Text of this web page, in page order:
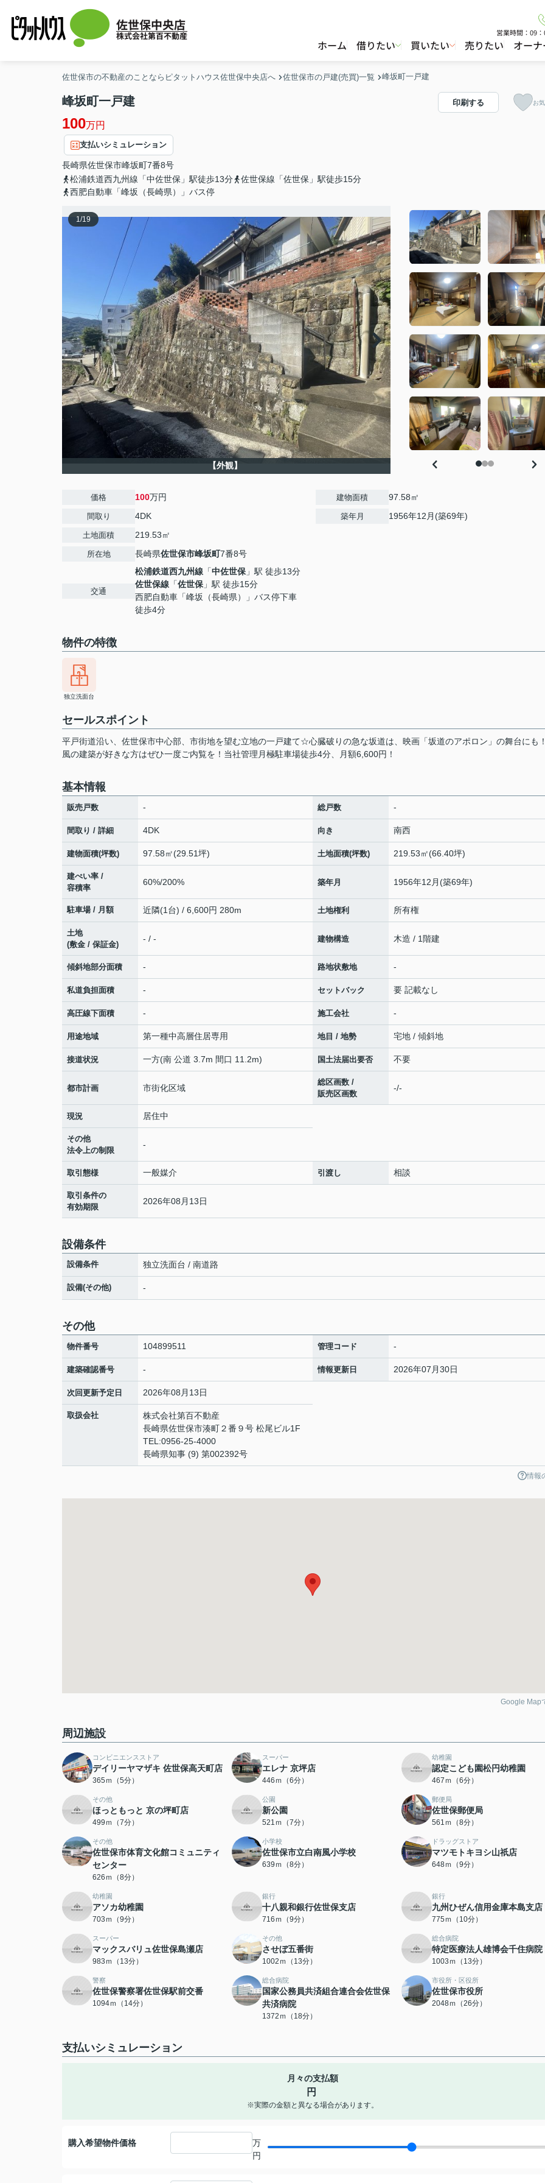
佐世保中央店
株式会社第百不動産 営業時間：09
ホーム 借りたい 買いたい 売りたい オー
佐世保市の不動産のことならピタットハウス佐世保中央店へ 佐世保市の戸建(売買)一覧 峰坂町一戸建
峰坂町一戸建
100万円
支払いシミュレーション
長崎県佐世保市峰坂町7番8号
松浦鉄道西九州線「中佐世保」駅徒歩13分
佐世保線「佐世保」駅徒歩15分
西肥自動車「峰坂（長崎県）」バス停
印刷する お
1/19
【外観】
価格 100万円
間取り 4DK
土地面積 219.53㎡
所在地 長崎県佐世保市峰坂町7番8号
交通
松浦鉄道西九州線 「中佐世保 」駅 徒歩13分
佐世保線 「佐世保 」駅 徒歩15分
西肥自動車「峰坂（長崎県）」バス停下車
徒歩4分
建物面積 97.58㎡
築年月 1956年12月(築69年)
物件の特徴
独立洗面台
セールスポイント
平戸街道沿い、佐世保市中心部、市街地を望む立地の一戸建て☆心臓破りの急な坂道は、映画「坂道のアポロン」の舞台にも
風の建築が好きな方はぜひ一度ご内覧を！当社管理月極駐車場徒歩4分、月額6,600円！
基本情報
販売戸数 - 総戸数 -
間取り / 詳細 4DK 向き 南西
建物面積(坪数) 97.58㎡(29.51坪) 土地面積(坪数) 219.53㎡(66.40坪)
建ぺい率 /
容積率
60%/200% 築年月 1956年12月(築69年)
駐車場 / 月額 近隣(1台) / 6,600円 280m 土地権利 所有権
土地
(敷金 / 保証金)
- / - 建物構造 木造 / 1階建
傾斜地部分面積 - 路地状敷地 -
私道負担面積 - セットバック 要 記載なし
高圧線下面積 - 施工会社 -
用途地域 第一種中高層住居専用 地目 / 地勢 宅地 / 傾斜地
接道状況 一方(南 公道 3.7m 間口 11.2m) 国土法届出要否 不要
都市計画 市街化区域
総区画数 /
販売区画数
-/-
現況 居住中
その他
法令上の制限
-
取引態様 一般媒介 引渡し 相談
取引条件の
有効期限
2026年08月13日
設備条件
設備条件 独立洗面台 / 南道路
設備(その他) -
その他
物件番号 104899511 管理コード -
建築確認番号 - 情報更新日 2026年07月30日
次回更新予定日 2026年08月13日
取扱会社
株式会社第百不動産
長崎県佐世保市湊町２番９号 松尾ビル1F
TEL:0956-25-4000
長崎県知事 (9) 第002392号
情報
Google Map
周辺施設
コンビニエンスストア
デイリーヤマザキ 佐世保高天町店
365ｍ（5分）
スーパー
エレナ 京坪店
446ｍ（6分）
幼稚園
認定こども園松円幼稚園
467ｍ（6分）
その他
ほっともっと 京の坪町店
499ｍ（7分）
公園
新公園
521ｍ（7分）
郵便局
佐世保郵便局
561ｍ（8分）
その他
佐世保市体育文化館コミュニティ
センター
626ｍ（8分）
小学校
佐世保市立白南風小学校
639ｍ（8分）
ドラッグストア
マツモトキヨシ山祇店
648ｍ（9分）
幼稚園
アソカ幼稚園
703ｍ（9分）
銀行
十八親和銀行佐世保支店
716ｍ（9分）
銀行
九州ひぜん信用金庫本島支店
775ｍ（10分）
スーパー
マックスバリュ佐世保島瀬店
983ｍ（13分）
その他
させぼ五番街
1002ｍ（13分）
総合病院
特定医療法人雄博会千住病院
1003ｍ（13分）
警察
佐世保警察署佐世保駅前交番
1094ｍ（14分）
総合病院
国家公務員共済組合連合会佐世保
共済病院
1372ｍ（18分）
市役所・区役所
佐世保市役所
2048ｍ（26分）
支払いシミュレーション
月々の支払額
円
※実際の金額と異なる場合があります。
購入希望物件価格
万
円